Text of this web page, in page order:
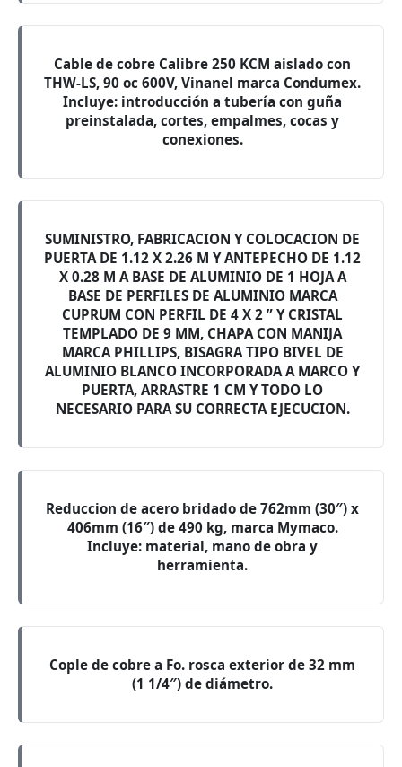
Cable de cobre Calibre 250 KCM aislado con
THW-LS, 90 oc 600V, Vinanel marca Condumex.
Incluye: introducción a tubería con guña
preinstalada, cortes, empalmes, cocas y
conexiones.
SUMINISTRO, FABRICACION Y COLOCACION DE
PUERTA DE 1.12 X 2.26 M Y ANTEPECHO DE 1.12
X 0.28 M A BASE DE ALUMINIO DE 1 HOJA A
BASE DE PERFILES DE ALUMINIO MARCA
CUPRUM CON PERFIL DE 4 X 2 ” Y CRISTAL
TEMPLADO DE 9 MM, CHAPA CON MANIJA
MARCA PHILLIPS, BISAGRA TIPO BIVEL DE
ALUMINIO BLANCO INCORPORADA A MARCO Y
PUERTA, ARRASTRE 1 CM Y TODO LO
NECESARIO PARA SU CORRECTA EJECUCION.
Reduccion de acero bridado de 762mm (30″) x
406mm (16″) de 490 kg, marca Mymaco.
Incluye: material, mano de obra y
herramienta.
Cople de cobre a Fo. rosca exterior de 32 mm
(1 1/4″) de diámetro.